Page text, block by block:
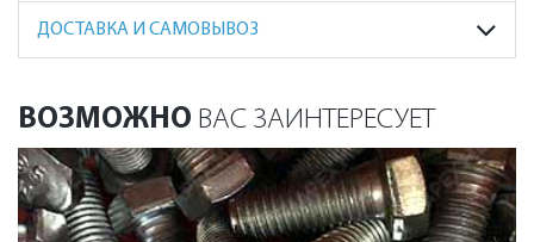
ДОСТАВКА И САМОВЫВОЗ
ВОЗМОЖНО ВАС ЗАИНТЕРЕСУЕТ